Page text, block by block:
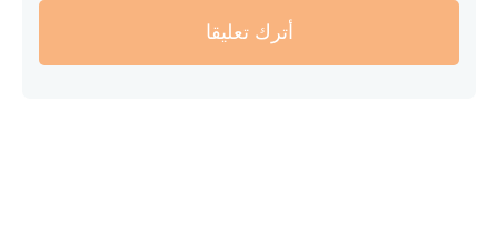
أترك تعليقا